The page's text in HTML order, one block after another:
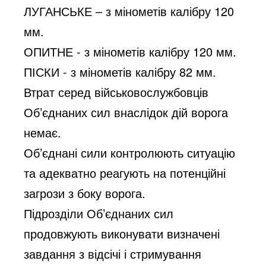
ЛУГАНСЬКЕ – з мінометів калібру 120
мм.
ОПИТНЕ - з мінометів калібру 120 мм.
ПІСКИ - з мінометів калібру 82 мм.
Втрат серед військовослужбовців
Об’єднаних сил внаслідок дій ворога
немає.
Об’єднані сили контролюють ситуацію
та адекватно реагують на потенційні
загрози з боку ворога.
Підрозділи Об’єднаних сил
продовжують виконувати визначені
завдання з відсічі і стримування